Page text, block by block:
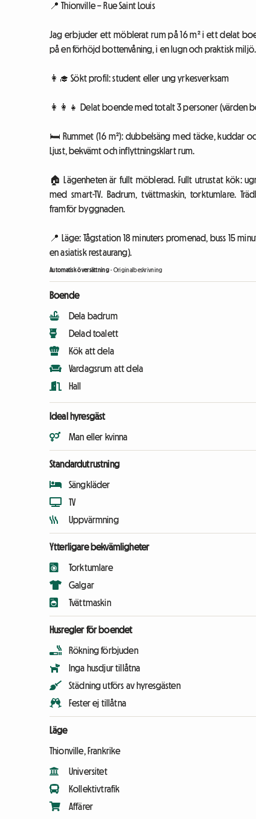
📍 Thionville – Rue Saint Louis
Jag erbjuder ett möblerat rum på 16 m² i ett delat
på en förhöjd bottenvåning, i en lugn och praktisk miljö.
👩‍🎓 Sökt profil: student eller ung yrkesverksam
👩‍👩‍👧 Delat boende med totalt 3 personer (värden
🛏️ Rummet (16 m²): dubbelsäng med täcke, kuddar
Ljust, bekvämt och inflyttningsklart rum.
🏠 Lägenheten är fullt möblerad. Fullt utrustat kök:
med smart-TV. Badrum, tvättmaskin, torktumlare.
framför byggnaden.
📍 Läge: Tågstation 18 minuters promenad, buss 15
en asiatisk restaurang).
Automatisk översättning-Originalbeskrivning
Boende
Dela badrum
Delad toalett
Kök att dela
Vardagsrum att dela
Hall
Ideal hyresgäst
Man eller kvinna
Standardutrustning
Sängkläder
TV
Uppvärmning
Ytterligare bekvämligheter
Torktumlare
Galgar
Tvättmaskin
Husregler för boendet
Rökning förbjuden
Inga husdjur tillåtna
Städning utförs av hyresgästen
Fester ej tillåtna
Läge
Thionville, Frankrike
Universitet
Kollektivtrafik
Affärer